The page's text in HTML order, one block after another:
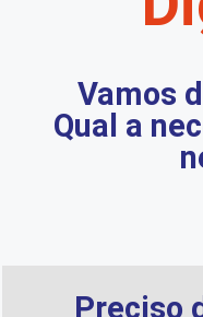
Vamos
Qual a
Preciso